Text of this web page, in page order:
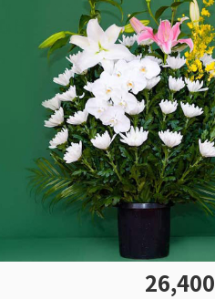
26,400